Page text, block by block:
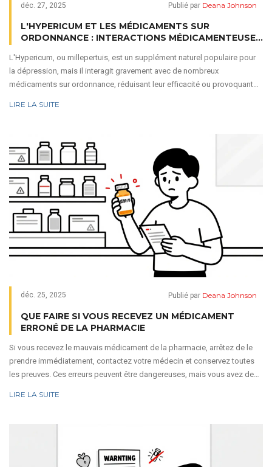
déc. 27, 2025 Publié par Deana Johnson
L'HYPERICUM ET LES MÉDICAMENTS SUR
ORDONNANCE : INTERACTIONS MÉDICAMENTEUSES
L'Hypericum, ou millepertuis, est un supplément naturel populaire pour
la dépression, mais il interagit gravement avec de nombreux
médicaments sur ordonnance, réduisant leur efficacité ou provoquant
LIRE LA SUITE
déc. 25, 2025 Publié par Deana Johnson
QUE FAIRE SI VOUS RECEVEZ UN MÉDICAMENT
ERRONÉ DE LA PHARMACIE
Si vous recevez le mauvais médicament de la pharmacie, arrêtez de le
prendre immédiatement, contactez votre médecin et conservez toutes
les preuves. Ces erreurs peuvent être dangereuses, mais vous avez des
LIRE LA SUITE